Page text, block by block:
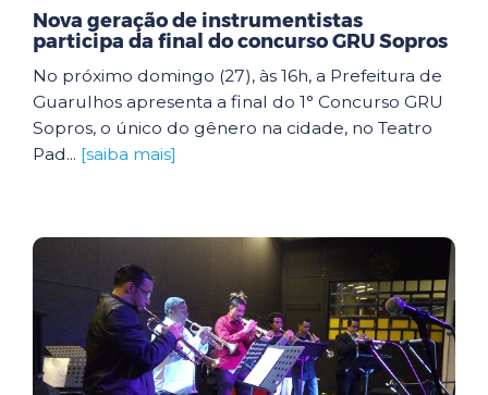
Nova geração de instrumentistas
participa da final do concurso GRU Sopros
No próximo domingo (27), às 16h, a Prefeitura de
Guarulhos apresenta a final do 1° Concurso GRU
Sopros, o único do gênero na cidade, no Teatro
Pad... [saiba mais]